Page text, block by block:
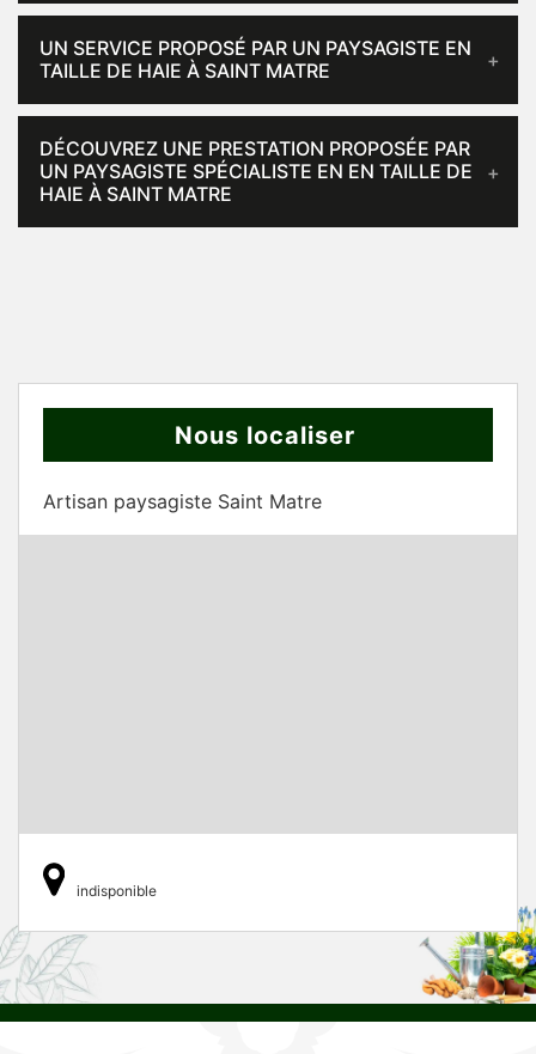
UN SERVICE PROPOSÉ PAR UN PAYSAGISTE EN
TAILLE DE HAIE À SAINT MATRE
DÉCOUVREZ UNE PRESTATION PROPOSÉE PAR
UN PAYSAGISTE SPÉCIALISTE EN EN TAILLE DE
HAIE À SAINT MATRE
Nous localiser
Artisan paysagiste Saint Matre
indisponible